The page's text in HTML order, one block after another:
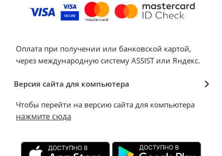
Оплата при получении или банковской картой,
через международную систему ASSIST или Яндекс.
Версия сайта для компьютера
Чтобы перейти на версию сайта для компьютера
нажмите сюда